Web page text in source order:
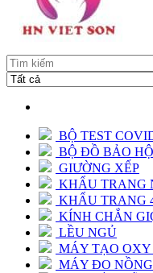
BỘ TEST
BỘ ĐỒ BẢO HỘ
GIƯỜNG XẾP
KHẨU TRANG
KHẨU TRANG
KÍNH CHẮN
LỀU NGỦ
MÁY TẠO
MÁY ĐO